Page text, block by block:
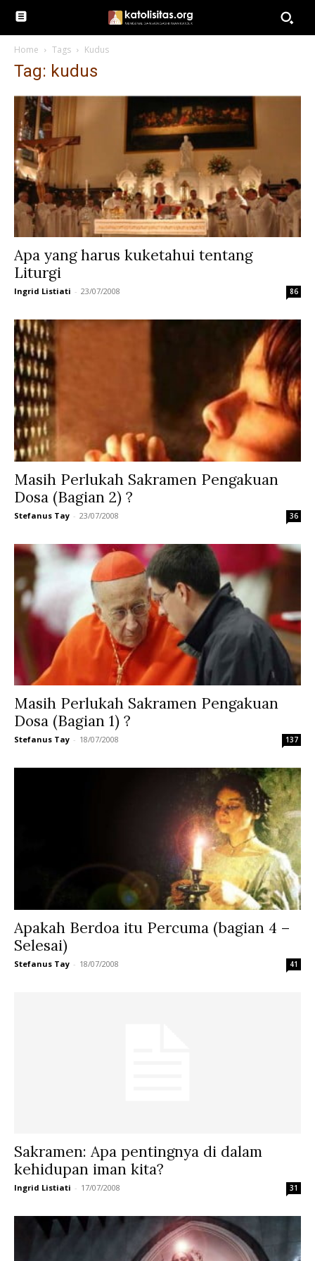
Home Tags Kudus
Tag: kudus
Apa yang harus kuketahui tentang
Liturgi
Ingrid Listiati - 23/07/2008 86
Masih Perlukah Sakramen Pengakuan
Dosa (Bagian 2) ?
Stefanus Tay - 23/07/2008 36
Masih Perlukah Sakramen Pengakuan
Dosa (Bagian 1) ?
Stefanus Tay - 18/07/2008 137
Apakah Berdoa itu Percuma (bagian 4 –
Selesai)
Stefanus Tay - 18/07/2008 41
Sakramen: Apa pentingnya di dalam
kehidupan iman kita?
Ingrid Listiati - 17/07/2008 31